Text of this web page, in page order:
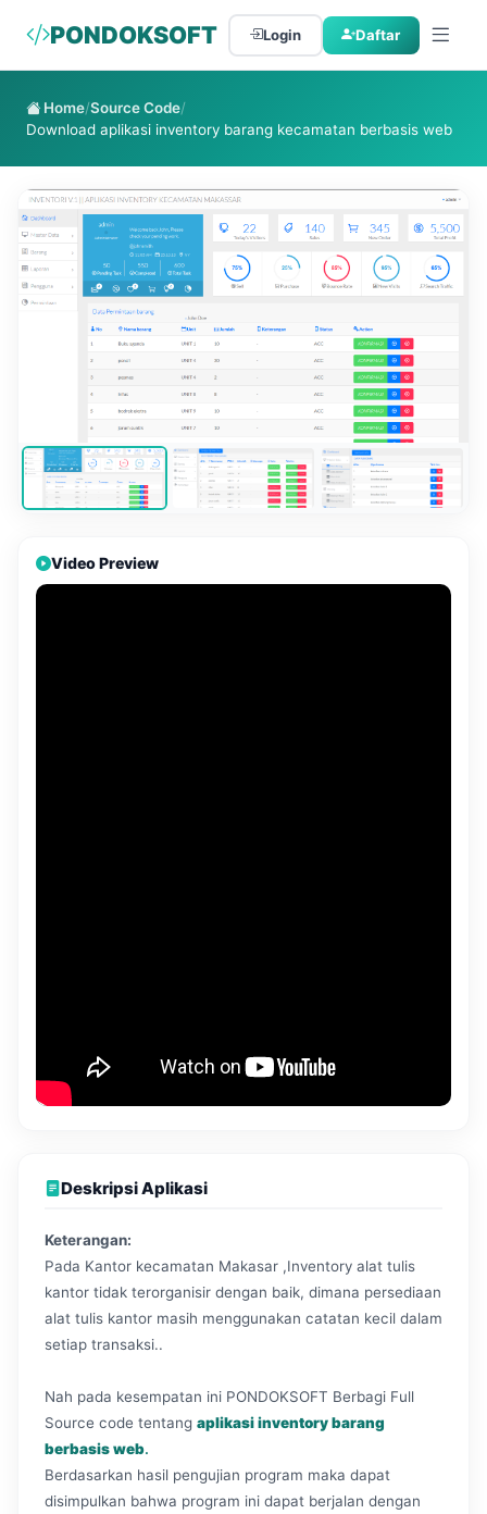
PONDOKSOFT Login Daftar
Home/Source Code/
Download aplikasi inventory barang kecamatan berbasis web
Video Preview
Deskripsi Aplikasi
Keterangan:
Pada Kantor kecamatan Makasar ,Inventory alat tulis
kantor tidak terorganisir dengan baik, dimana persediaan
alat tulis kantor masih menggunakan catatan kecil dalam
setiap transaksi..
Nah pada kesempatan ini PONDOKSOFT Berbagi Full
Source code tentang aplikasi inventory barang
berbasis web.
Berdasarkan hasil pengujian program maka dapat
disimpulkan bahwa program ini dapat berjalan dengan